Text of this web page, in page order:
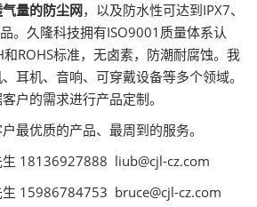
量的防尘网，以及防水性可达到IPX7、
。久隆科技拥有ISO9001质量体系认
和ROHS标准，无卤素，防潮耐腐蚀。我
耳机、音响、可穿戴设备等多个领域。
户的需求进行产品定制。
最优质的产品、最周到的服务。
生 18136927888 liub@cjl-cz.com
生 15986784753 bruce@cjl-cz.com